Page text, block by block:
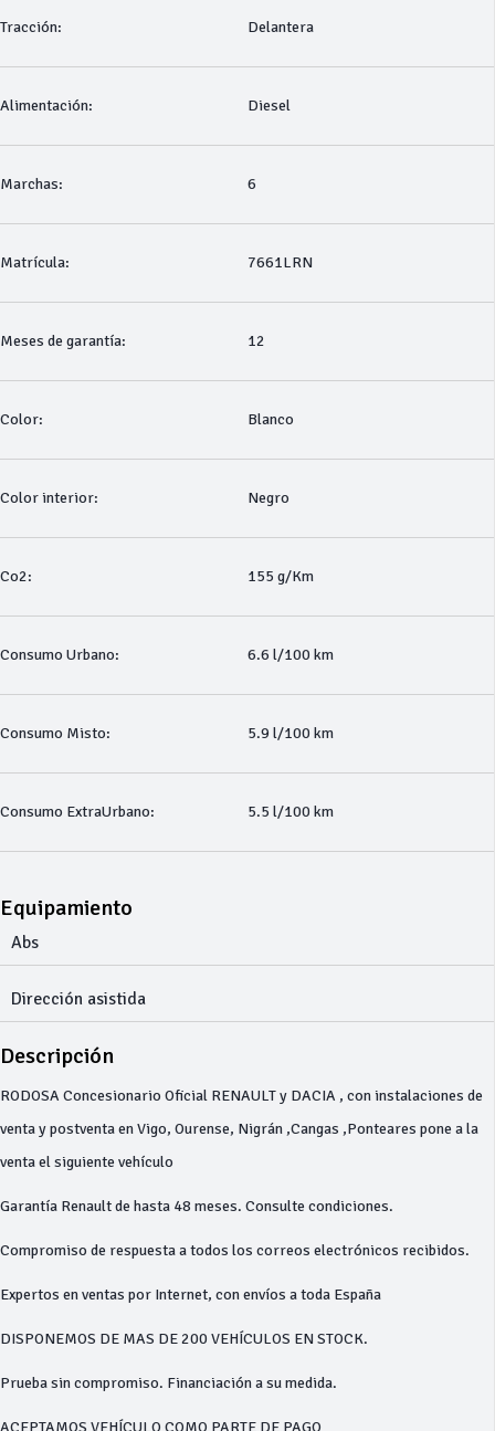
Tracción: Delantera
Alimentación: Diesel
Marchas: 6
Matrícula: 7661LRN
Meses de garantía: 12
Color: Blanco
Color interior: Negro
Co2: 155 g/Km
Consumo Urbano: 6.6 l/100 km
Consumo Misto: 5.9 l/100 km
Consumo ExtraUrbano: 5.5 l/100 km
Equipamiento
Abs
Dirección asistida
Descripción
RODOSA Concesionario Oficial RENAULT y DACIA , con instalaciones de
venta y postventa en Vigo, Ourense, Nigrán ,Cangas ,Ponteares pone a la
venta el siguiente vehículo
Garantía Renault de hasta 48 meses. Consulte condiciones.
Compromiso de respuesta a todos los correos electrónicos recibidos.
Expertos en ventas por Internet, con envíos a toda España
DISPONEMOS DE MAS DE 200 VEHÍCULOS EN STOCK.
Prueba sin compromiso. Financiación a su medida.
ACEPTAMOS VEHÍCULO COMO PARTE DE PAGO